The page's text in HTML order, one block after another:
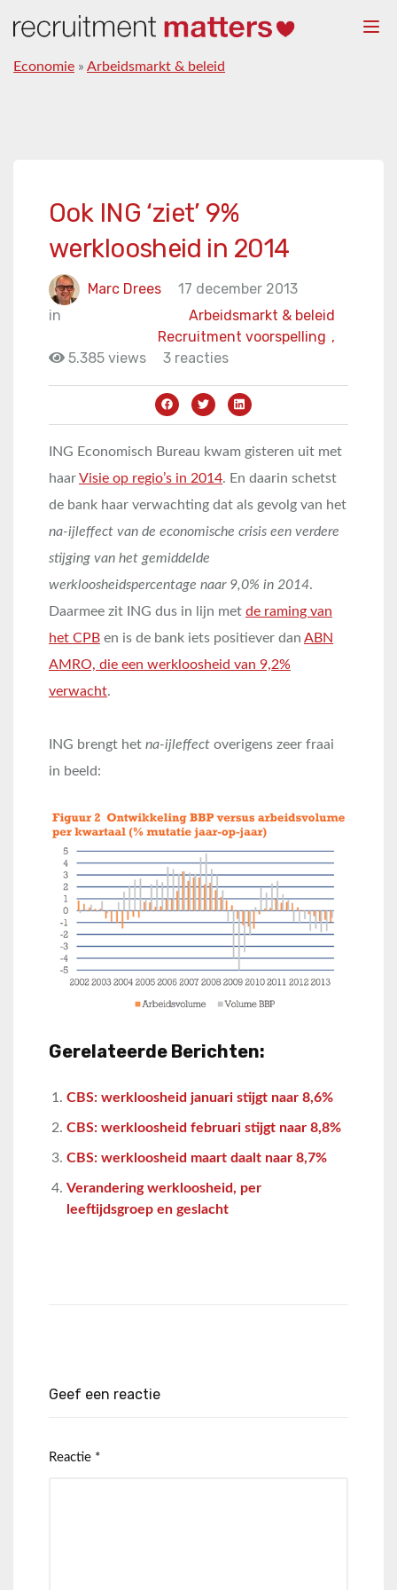
Economie » Arbeidsmarkt & beleid
Ook ING ‘ziet’ 9%
werkloosheid in 2014
Marc Drees
17 december 2013
in
Arbeidsmarkt & beleid
Recruitment voorspelling ,
5.385 views
3 reacties
ING Economisch Bureau kwam gisteren uit met
haarVisie op regio’s in 2014. En daarin schetst
de bank haar verwachting dat als gevolg van het
na-ijleffect van de economische crisis een verdere
stijging van het gemiddelde
werkloosheidspercentage naar 9,0% in 2014.
Daarmee zit ING dus in lijn met de raming van
het CPB en is de bank iets positiever dan ABN
AMRO, die een werkloosheid van 9,2%
verwacht.
ING brengt het na-ijleffect overigens zeer fraai
in beeld:
Gerelateerde Berichten:
CBS: werkloosheid januari stijgt naar 8,6%
CBS: werkloosheid februari stijgt naar 8,8%
CBS: werkloosheid maart daalt naar 8,7%
Verandering werkloosheid, per
leeftijdsgroep en geslacht
Geef een reactie
Reactie *